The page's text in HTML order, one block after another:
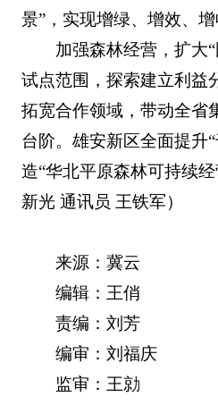
景”，实现增绿、增效、增
加强森林经营，扩大
试点范围，探索建立利益
拓宽合作领域，带动全省
台阶。雄安新区全面提升
造“华北平原森林可持续
新光 通讯员 王铁军）
来源：冀云
编辑：王俏
责编：刘芳
编审：刘福庆
监审：王勍